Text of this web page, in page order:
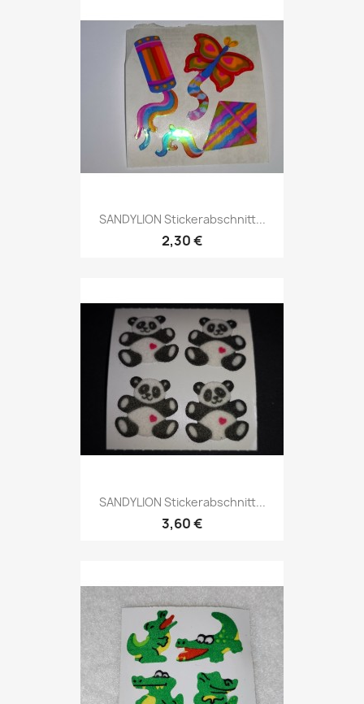
SANDYLION Stickerabschnitt...
2,30 €
SANDYLION Stickerabschnitt...
3,60 €